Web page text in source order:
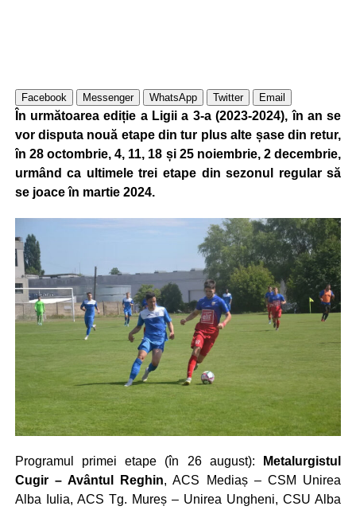
Facebook Messenger WhatsApp Twitter Email
În următoarea ediție a Ligii a 3-a (2023-2024), în an se
vor disputa nouă etape din tur plus alte șase din retur,
în 28 octombrie, 4, 11, 18 și 25 noiembrie, 2 decembrie,
urmând ca ultimele trei etape din sezonul regular să
se joace în martie 2024.
Programul primei etape (în 26 august):
Metalurgistul
Cugir – Avântul Reghin, ACS Mediaș – CSM Unirea
Alba Iulia, ACS Tg. Mureș – Unirea Ungheni, CSU Alba